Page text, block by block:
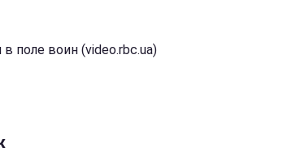
поле воин (video.rbc.ua)